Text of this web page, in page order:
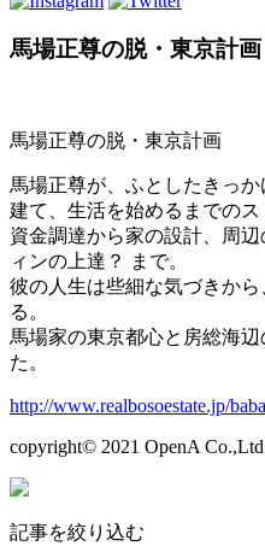
馬場正尊の脱・東京計画
馬場正尊の脱・東京計画
馬場正尊が、ふとしたきっ
建て、生活を始めるまでのス
資金調達から家の設計、周
ィンの上達？ まで。
彼の人生は些細な気づきか
る。
馬場家の東京都心と房総海
た。
http://www.realbosoestate.jp/
copyright© 2021 OpenA
記事を絞り込む